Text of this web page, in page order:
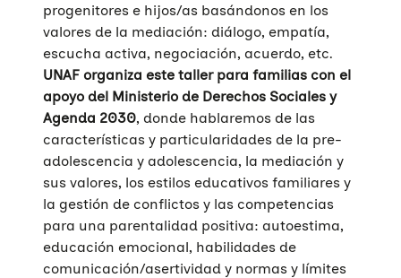
progenitores e hijos/as basándonos en los
valores de la mediación: diálogo, empatía,
escucha activa, negociación, acuerdo, etc.
UNAF organiza este taller para familias con el
apoyo del Ministerio de Derechos Sociales y
Agenda 2030, donde hablaremos de las
características y particularidades de la pre-
adolescencia y adolescencia, la mediación y
sus valores, los estilos educativos familiares y
la gestión de conflictos y las competencias
para una parentalidad positiva: autoestima,
educación emocional, habilidades de
comunicación/asertividad y normas y límites